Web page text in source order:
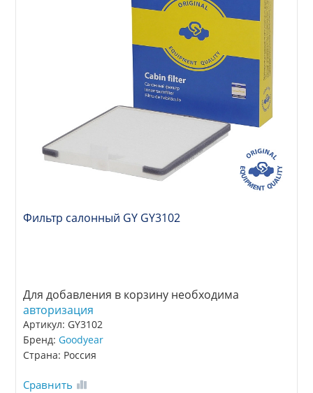
Фильтр салонный GY GY3102
Для добавления в корзину необходима
авторизация
Артикул: GY3102
Бренд:Goodyear
Страна: Россия
Сравнить